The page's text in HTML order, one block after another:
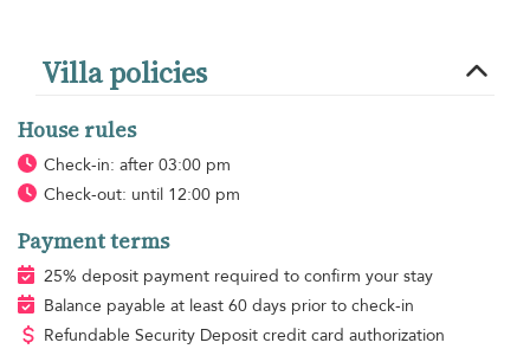
Villa policies
House rules
Check-in: after 03:00 pm
Check-out: until 12:00 pm
Payment terms
25% deposit payment required to confirm your stay
Balance payable at least 60 days prior to check-in
Refundable Security Deposit credit card authorization